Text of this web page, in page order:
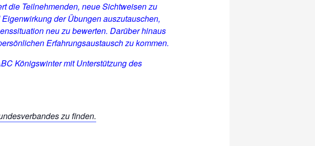
die Teilnehmenden, neue Sichtweisen zu
der Übungen auszutauschen,
neu zu bewerten. Darüber hinaus
Erfahrungsaustausch zu kommen.
Königswinter mit Unterstützung des
zu finden.